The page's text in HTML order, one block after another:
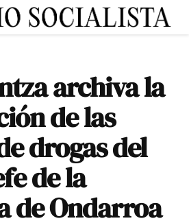
archiva la
de las
drogas del
de la
de Ondarroa